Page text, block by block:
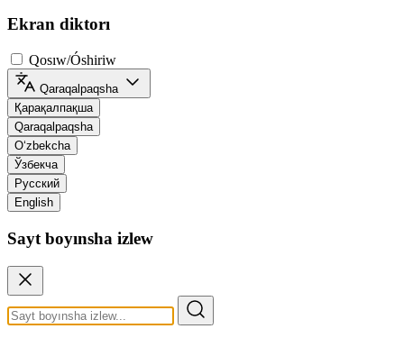
Ekran diktorı
Qosıw/Óshiriw
Qaraqalpaqsha
Қарақалпақша
Qaraqalpaqsha
O‘zbekcha
Ўзбекча
Русский
English
Sayt boyınsha izlew